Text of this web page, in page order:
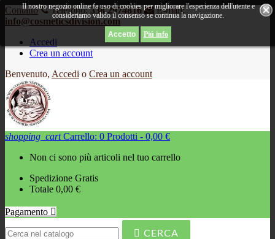
Contatto Telefono: 338 2974816
E-mail:
info@cosmeticsdivision.com
Accedi
Crea un account
Benvenuto, Accedi o Crea un account
shopping_cart Carrello: 0 Prodotti - 0,00 €
Non ci sono più articoli nel tuo carrello
Spedizione Gratis
Totale 0,00 €
Pagamento 
 CERCA
Il nostro negozio online fa uso di cookies per migliorare l'esperienza dell'utente e
consideriamo valido il consenso se continua la navigazione.
Piú info